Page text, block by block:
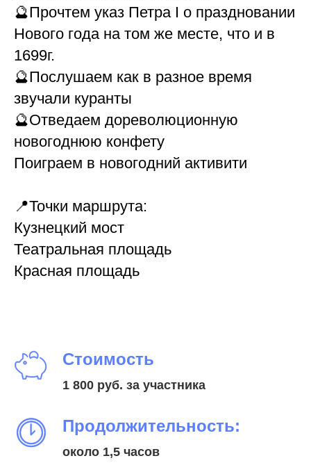
🔮Прочтем указ Петра I о праздновании
Нового года на том же месте, что и в
1699г.
🔮Послушаем как в разное время
звучали куранты
🔮Отведаем дореволюционную
новогоднюю конфету
Поиграем в новогодний активити
📍Точки маршрута:
Кузнецкий мост
Театральная площадь
Красная площадь
Стоимость
1 800 руб. за участника
Продолжительность:
около 1,5 часов